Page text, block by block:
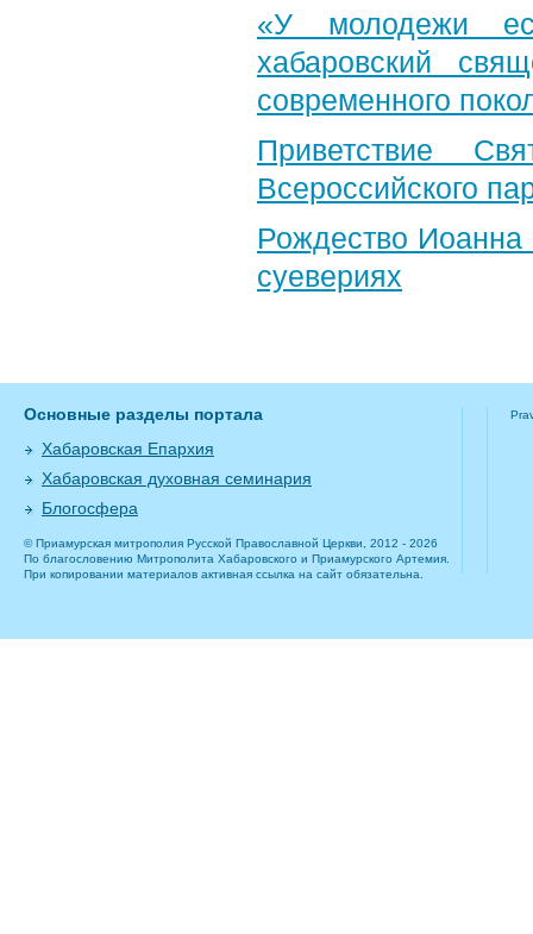
«У молодежи
хабаровский
современного
Приветствие
Всероссийского
Рождество Иоанна
суевериях
Основные разделы портала
Хабаровская Епархия
Хабаровская духовная семинария
Блогосфера
© Приамурская митрополия Русской Православной Церкви, 2012 - 2026
По благословению Митрополита Хабаровского и Приамурского Артемия.
При копировании материалов активная ссылка на сайт обязательна.